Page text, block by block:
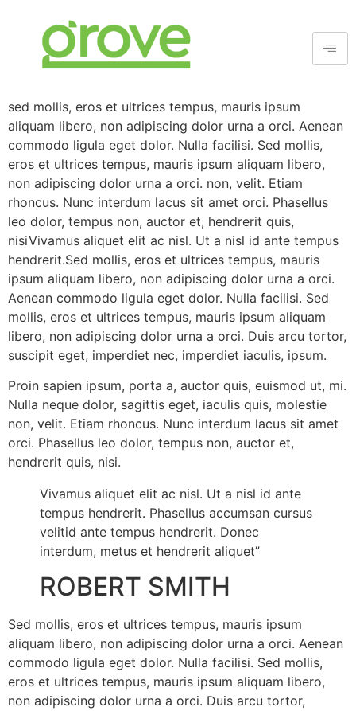
sed mollis, eros et ultrices tempus, mauris ipsum
aliquam libero, non adipiscing dolor urna a orci. Aenean
commodo ligula eget dolor. Nulla facilisi. Sed mollis,
eros et ultrices tempus, mauris ipsum aliquam libero,
non adipiscing dolor urna a orci. non, velit. Etiam
rhoncus. Nunc interdum lacus sit amet orci. Phasellus
leo dolor, tempus non, auctor et, hendrerit quis,
nisiVivamus aliquet elit ac nisl. Ut a nisl id ante tempus
hendrerit.Sed mollis, eros et ultrices tempus, mauris
ipsum aliquam libero, non adipiscing dolor urna a orci.
Aenean commodo ligula eget dolor. Nulla facilisi. Sed
mollis, eros et ultrices tempus, mauris ipsum aliquam
libero, non adipiscing dolor urna a orci. Duis arcu tortor,
suscipit eget, imperdiet nec, imperdiet iaculis, ipsum.
Proin sapien ipsum, porta a, auctor quis, euismod ut, mi.
Nulla neque dolor, sagittis eget, iaculis quis, molestie
non, velit. Etiam rhoncus. Nunc interdum lacus sit amet
orci. Phasellus leo dolor, tempus non, auctor et,
hendrerit quis, nisi.
Vivamus aliquet elit ac nisl. Ut a nisl id ante
tempus hendrerit. Phasellus accumsan cursus
velitid ante tempus hendrerit. Donec
interdum, metus et hendrerit aliquet”
ROBERT SMITH
Sed mollis, eros et ultrices tempus, mauris ipsum
aliquam libero, non adipiscing dolor urna a orci. Aenean
commodo ligula eget dolor. Nulla facilisi. Sed mollis,
eros et ultrices tempus, mauris ipsum aliquam libero,
non adipiscing dolor urna a orci. Duis arcu tortor,